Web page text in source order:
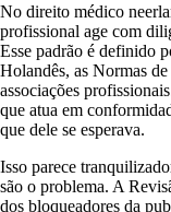
No direito médico
profissional age com
Esse padrão é definido
Holandês, as Normas
associações
que atua em
que dele se esperava.
Isso parece
são o problema. A
dos bloqueadores da